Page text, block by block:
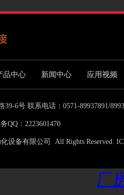
品中心 新闻中心 应用视频
6号 联系电话：0571-89937891/
QQ：2223601470
设备有限公司 All Rights Reserved.
厂